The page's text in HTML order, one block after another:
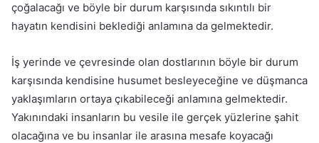
çoğalacağı ve böyle bir durum karşısında sıkıntılı bir
hayatın kendisini beklediği anlamına da gelmektedir.
İş yerinde ve çevresinde olan dostlarının böyle bir durum
karşısında kendisine husumet besleyeceğine ve düşmanca
yaklaşımların ortaya çıkabileceği anlamına gelmektedir.
Yakınındaki insanların bu vesile ile gerçek yüzlerine şahit
olacağına ve bu insanlar ile arasına mesafe koyacağı